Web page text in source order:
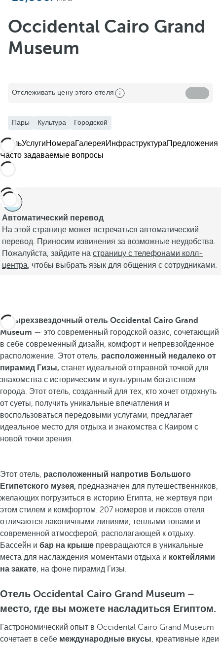
Occidental Cairo Grand
Museum
Отслеживать цену этого отеля
Пары Культура Городской
ОтельУслугиНомераГалереяИнфраструктураПредложения
Часто задаваемые вопросы
Автоматический перевод
На этой странице может встречаться автоматический
перевод. Приносим извинения за возможные неудобства.
Пожалуйста, зайдите на страницу с телефонами колл-
центра, чтобы выбрать язык для общения с сотрудниками.
Четырехзвездочный отель Occidental Cairo Grand
Museum — это современный городской оазис, сочетающий
в себе современный дизайн, комфорт и непревзойденное
расположение. Этот отель, расположенный недалеко от
пирамид Гизы, станет идеальной отправной точкой для
знакомства с историческим и культурным богатством
города. Этот отель, созданный для тех, кто хочет отдохнуть
от суеты, получить уникальные впечатления и
воспользоваться передовыми услугами, предлагает
идеальное место для отдыха и знакомства с Каиром с
новой точки зрения.
Этот отель, расположенный напротив Большого
Египетского музея, предназначен для путешественников,
желающих погрузиться в историю Египта, не жертвуя при
этом стилем и комфортом. 207 номеров и люксов отеля
отличаются лаконичными линиями, теплыми тонами и
современной атмосферой, располагающей к отдыху.
Бассейн и бар на крыше превращаются в уникальные
места для наслаждения моментами отдыха и коктейлями
на закате, на фоне пирамид Гизы.
Отель Occidental Cairo Grand Museum –
место, где вы можете насладиться Египтом.
Гастрономический опыт в Occidental Cairo Grand Museum
сочетает в себе международные вкусы, креативные идеи